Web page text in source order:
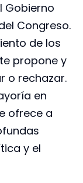
Gobierno
Congreso.
de los
propone y
o rechazar.
en
ofrece a
y el